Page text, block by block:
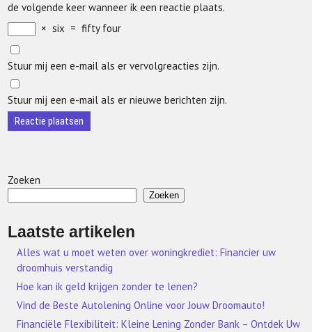
de volgende keer wanneer ik een reactie plaats.
× six = fifty four
Stuur mij een e-mail als er vervolgreacties zijn.
Stuur mij een e-mail als er nieuwe berichten zijn.
Zoeken
Zoeken
Laatste artikelen
Alles wat u moet weten over woningkrediet: Financier uw
droomhuis verstandig
Hoe kan ik geld krijgen zonder te lenen?
Vind de Beste Autolening Online voor Jouw Droomauto!
Financiële Flexibiliteit: Kleine Lening Zonder Bank – Ontdek Uw